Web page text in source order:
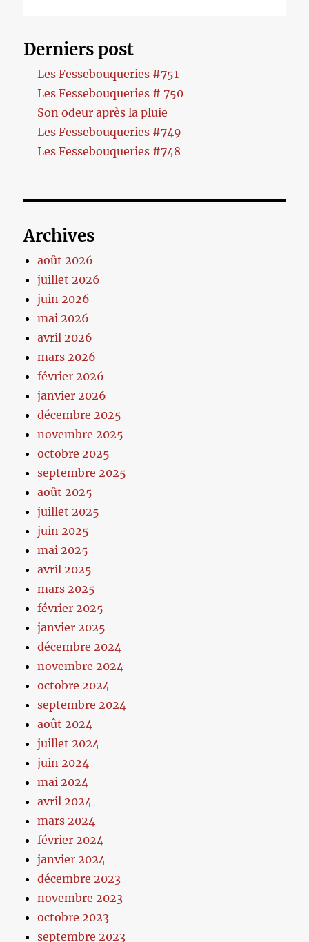
Derniers post
Les Fessebouqueries #751
Les Fessebouqueries # 750
Son odeur après la pluie
Les Fessebouqueries #749
Les Fessebouqueries #748
Archives
août 2026
juillet 2026
juin 2026
mai 2026
avril 2026
mars 2026
février 2026
janvier 2026
décembre 2025
novembre 2025
octobre 2025
septembre 2025
août 2025
juillet 2025
juin 2025
mai 2025
avril 2025
mars 2025
février 2025
janvier 2025
décembre 2024
novembre 2024
octobre 2024
septembre 2024
août 2024
juillet 2024
juin 2024
mai 2024
avril 2024
mars 2024
février 2024
janvier 2024
décembre 2023
novembre 2023
octobre 2023
septembre 2023